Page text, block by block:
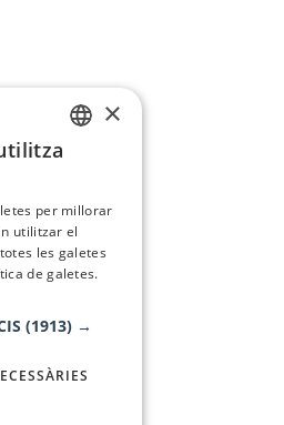
×
per millorar
utilitzar el
les galetes
de galetes.
(1913) →